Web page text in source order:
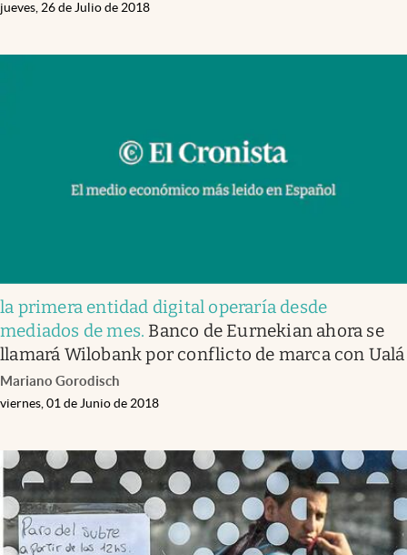
jueves, 26 de Julio de 2018
la primera entidad digital operaría desde
mediados de mes. Banco de Eurnekian ahora se
llamará Wilobank por conflicto de marca con Ualá
Mariano Gorodisch
viernes, 01 de Junio de 2018